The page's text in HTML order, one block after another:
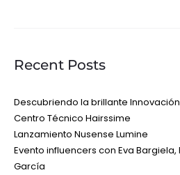
Recent Posts
Descubriendo la brillante
Centro Técnico Hairssime
Lanzamiento Nusense Lumine
Evento influencers con Eva
García